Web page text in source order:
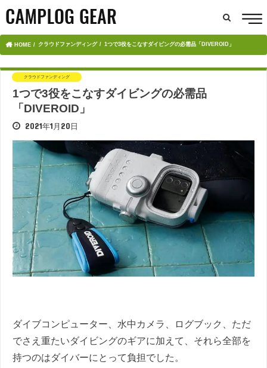
HOME クラウドファンディング 1つで3役をこなすダイビングの必需品「DIVEROID」
クラウドファンディング
1つで3役をこなすダイビングの必需品
「DIVEROID」
2021年1月20日
ダイブコンピューター、水中カメラ、ログブック、ただ
でさえ重たいダイビングのギアに加えて、それら全部を
持つのはダイバーにとって負担でした。